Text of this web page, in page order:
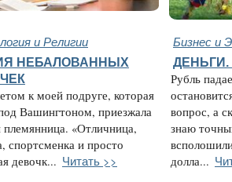
и Религии Бизнес и
НЕБАЛОВАННЫХ
к моей подруге, которая
Вашингтоном, приезжала
племянница. «Отличница,
спортсменка и просто
девочк... Читать >>
ДЕНЬГИ.
Рубль
вопрос, а
знаю
долла...